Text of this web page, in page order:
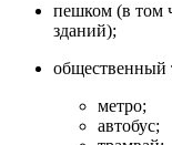
пешком (в том
зданий);
общественный
метро;
автобус;